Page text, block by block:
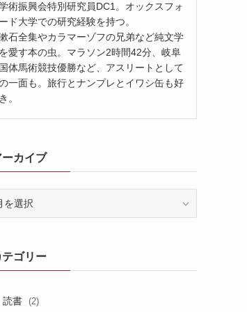
術振興会特別研究員DC1。オックスフォ
ード大学での研究経験を持つ。
石全集やカラマーゾフの兄弟など純文学
を愛す本の虫。マラソン2時間42分、岐阜
国体馬術競技優勝など、アスリートとして
一面も。旅行とナンプレとイワシ缶も好
き。
ーカイブ
テゴリー
読書 (2)